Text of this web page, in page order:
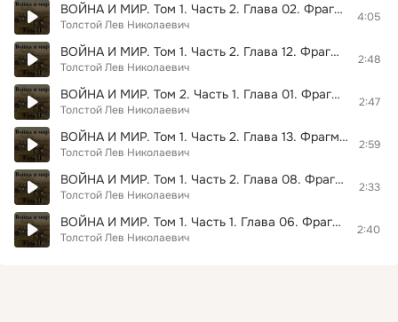
ВОЙНА И МИР. Том 1. Часть 2. Глава 02. Фрагмент 05
Толстой Лев Николаевич
4:05
ВОЙНА И МИР. Том 1. Часть 2. Глава 12. Фрагмент 03
Толстой Лев Николаевич
2:48
ВОЙНА И МИР. Том 2. Часть 1. Глава 01. Фрагмент 01
Толстой Лев Николаевич
2:47
ВОЙНА И МИР. Том 1. Часть 2. Глава 13. Фрагмент 03
Толстой Лев Николаевич
2:59
ВОЙНА И МИР. Том 1. Часть 2. Глава 08. Фрагмент 03
Толстой Лев Николаевич
2:33
ВОЙНА И МИР. Том 1. Часть 1. Глава 06. Фрагмент 02
Толстой Лев Николаевич
2:40